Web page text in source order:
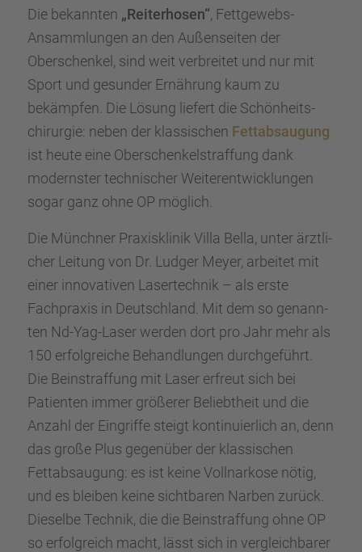
Die bekann­ten „Reiter­ho­sen“, Fettge­webs-
Ansamm­lun­gen an den Außen­sei­ten der
Oberschen­kel, sind weit verbrei­tet und nur mit
Sport und gesun­der Ernäh­rung kaum zu
bekämp­fen. Die Lösung liefert die Schön­heits­
chir­ur­gie: neben der klassi­schen Fettab­sau­gung
ist heute eine Oberschen­kel­straf­fung dank
moderns­ter techni­scher Weiter­ent­wick­lun­gen
sogar ganz ohne OP möglich.
Die Münch­ner Praxis­kli­nik Villa Bella, unter ärztli­
cher Leitung von Dr. Ludger Meyer, arbei­tet mit
einer innova­ti­ven Laser­tech­nik – als erste
Fachpra­xis in Deutsch­land. Mit dem so genann­
ten Nd-Yag-Laser werden dort pro Jahr mehr als
150 erfolg­rei­che Behand­lun­gen durch­ge­führt.
Die Beinstraf­fung mit Laser erfreut sich bei
Patien­ten immer größe­rer Beliebt­heit und die
Anzahl der Eingriffe steigt konti­nu­ier­lich an, denn
das große Plus gegen­über der klassi­schen
Fettab­sau­gung: es ist keine Vollnar­kose nötig,
und es bleiben keine sicht­ba­ren Narben zurück.
Dieselbe Technik, die die Beinstraf­fung ohne OP
so erfolg­reich macht, lässt sich in vergleich­ba­rer